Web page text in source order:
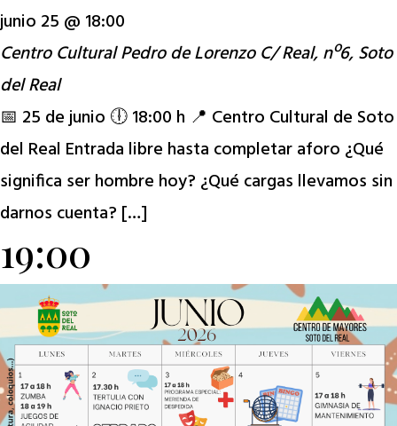
junio 25 @ 18:00
Centro Cultural Pedro de LorenzoC/ Real, nº6, Soto
del Real
📅 25 de junio 🕕 18:00 h 📍 Centro Cultural de Soto
del Real Entrada libre hasta completar aforo ¿Qué
significa ser hombre hoy? ¿Qué cargas llevamos sin
darnos cuenta? […]
19:00